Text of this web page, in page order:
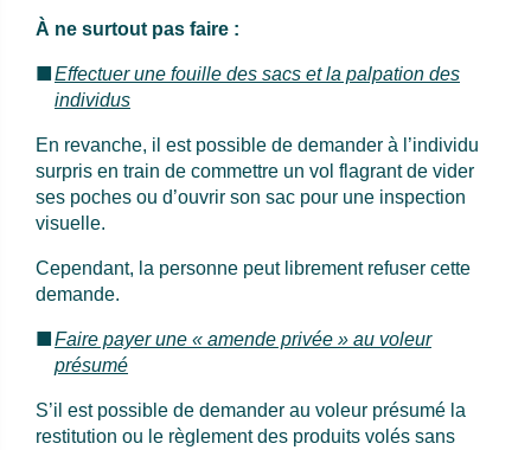
À ne surtout pas faire :
Effectuer une fouille des sacs et la palpation des
individus
En revanche, il est possible de demander à l’individu
surpris en train de commettre un vol flagrant de vider
ses poches ou d’ouvrir son sac pour une inspection
visuelle.
Cependant, la personne peut librement refuser cette
demande.
Faire payer une « amende privée » au voleur
présumé
S’il est possible de demander au voleur présumé la
restitution ou le règlement des produits volés sans